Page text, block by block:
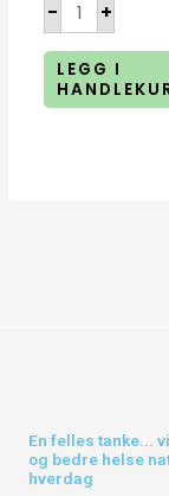
- +
LEGG I
En felles tanke...
og bedre helse
hverdag